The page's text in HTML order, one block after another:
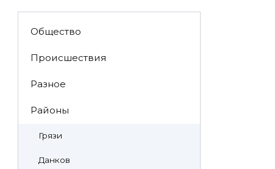
Общество
Происшествия
Разное
Районы
Грязи
Данков